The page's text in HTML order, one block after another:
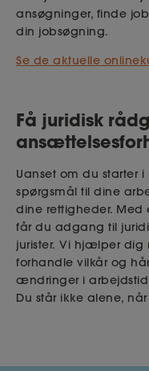
ansøgninger, finde
din jobsøgning.
Se de aktuelle
Få juridisk
Uanset om du starter
spørgsmål til dine
dine rettigheder.
får du adgang til
jurister. Vi hjælper dig
forhandle vilkår og
ændringer i arbejdstid
Du står ikke alene,